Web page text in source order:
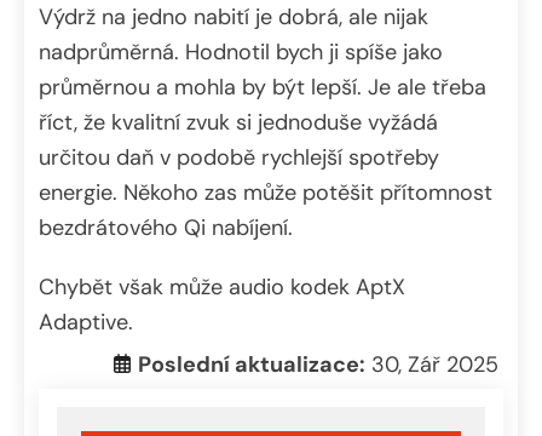
Výdrž na jedno nabití je dobrá, ale nijak
nadprůměrná. Hodnotil bych ji spíše jako
průměrnou a mohla by být lepší. Je ale třeba
říct, že kvalitní zvuk si jednoduše vyžádá
určitou daň v podobě rychlejší spotřeby
energie. Někoho zas může potěšit přítomnost
bezdrátového Qi nabíjení.
Chybět však může audio kodek AptX
Adaptive.
Poslední aktualizace: 30, Zář 2025